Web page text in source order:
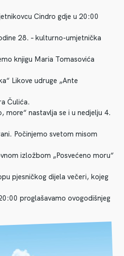
Cindro gdje u 20:00
28. – kulturno-umjetnička
knjigu Maria Tomasovića
Likove udruge „Ante
Čulića.
more“ nastavlja se i u nedjelju 4.
Počinjemo svetom misom
izložbom „Posvećeno moru“
pjesničkog dijela večeri, kojeg
proglašavamo ovogodišnjeg